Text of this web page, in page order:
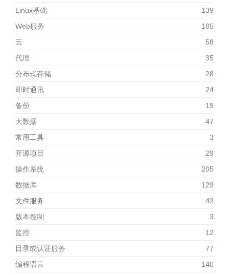
Linux基础
139
Web服务
185
云
58
代理
35
分布式存储
28
即时通讯
24
备份
19
大数据
47
常用工具
3
开源项目
29
操作系统
205
数据库
129
文件服务
42
版本控制
3
监控
12
目录或认证服务
77
编程语言
140